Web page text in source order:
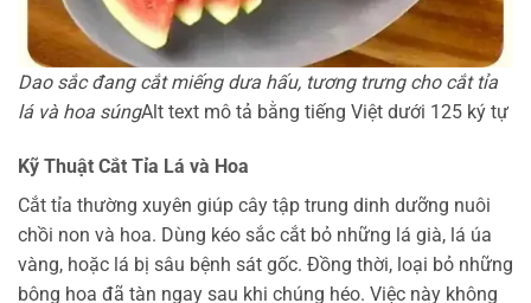
Dao sắc đang cắt miếng dưa hấu, tương trưng cho cắt tỉa
lá và hoa súngAlt text mô tả bằng tiếng Việt dưới 125 ký tự
Kỹ Thuật Cắt Tỉa Lá và Hoa
Cắt tỉa thường xuyên giúp cây tập trung dinh dưỡng nuôi
chồi non và hoa. Dùng kéo sắc cắt bỏ những lá già, lá úa
vàng, hoặc lá bị sâu bệnh sát gốc. Đồng thời, loại bỏ những
bông hoa đã tàn ngay sau khi chúng héo. Việc này không